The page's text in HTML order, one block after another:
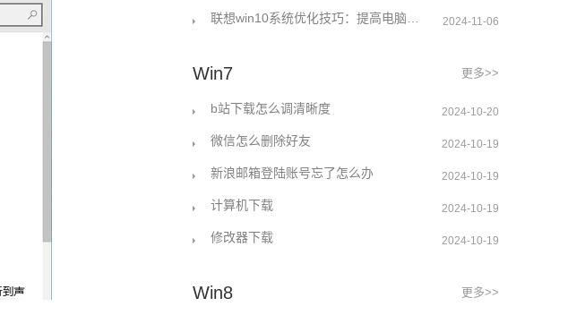
2024-11-06
Win7 更多>>
b站下载怎么调清晰度 2024-10-20
微信怎么删除好友 2024-10-19
新浪邮箱登陆账号忘了怎么办 2024-10-19
计算机下载 2024-10-19
修改器下载 2024-10-19
Win8 更多>>